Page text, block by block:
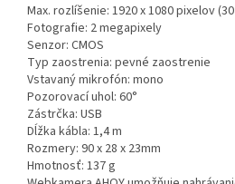
Max. rozlíšenie: 1920 x 1080 pixelov
Fotografie: 2 megapixely
Senzor: CMOS
Typ zaostrenia: pevné zaostrenie
Vstavaný mikrofón: mono
Pozorovací uhol: 60°
Zástrčka: USB
Dĺžka kábla: 1,4 m
Rozmery: 90 x 28 x 23mm
Hmotnosť: 137 g